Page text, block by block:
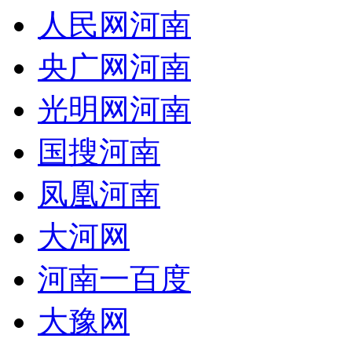
人民网河南
央广网河南
光明网河南
国搜河南
凤凰河南
大河网
河南一百度
大豫网